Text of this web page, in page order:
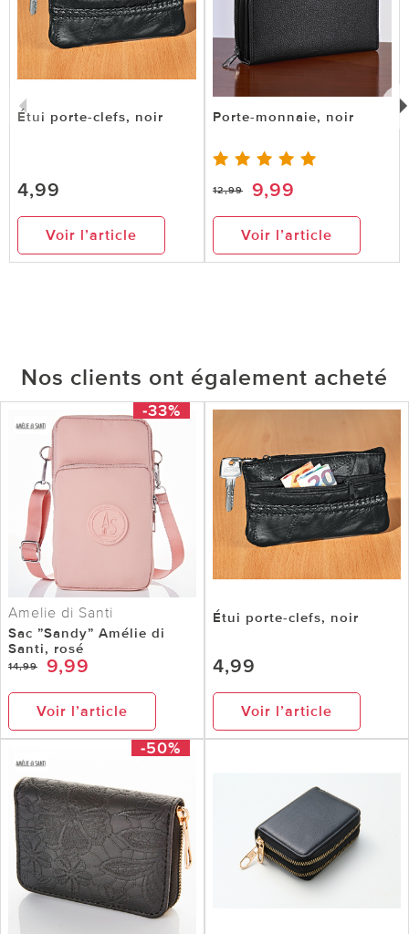
Étui porte-clefs, noir
4,99
Voir l’article
Porte-monnaie, noir
12,99 9,99
Voir l’article
Nos clients ont également acheté
-33%
Amelie di Santi
Sac ”Sandy” Amélie di
Santi, rosé
14,99 9,99
Voir l’article
Étui porte-clefs, noir
4,99
Voir l’article
-50%